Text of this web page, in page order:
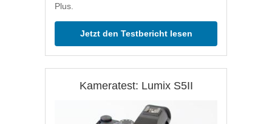
Plus.
Jetzt den Testbericht lesen
Kameratest: Lumix S5II